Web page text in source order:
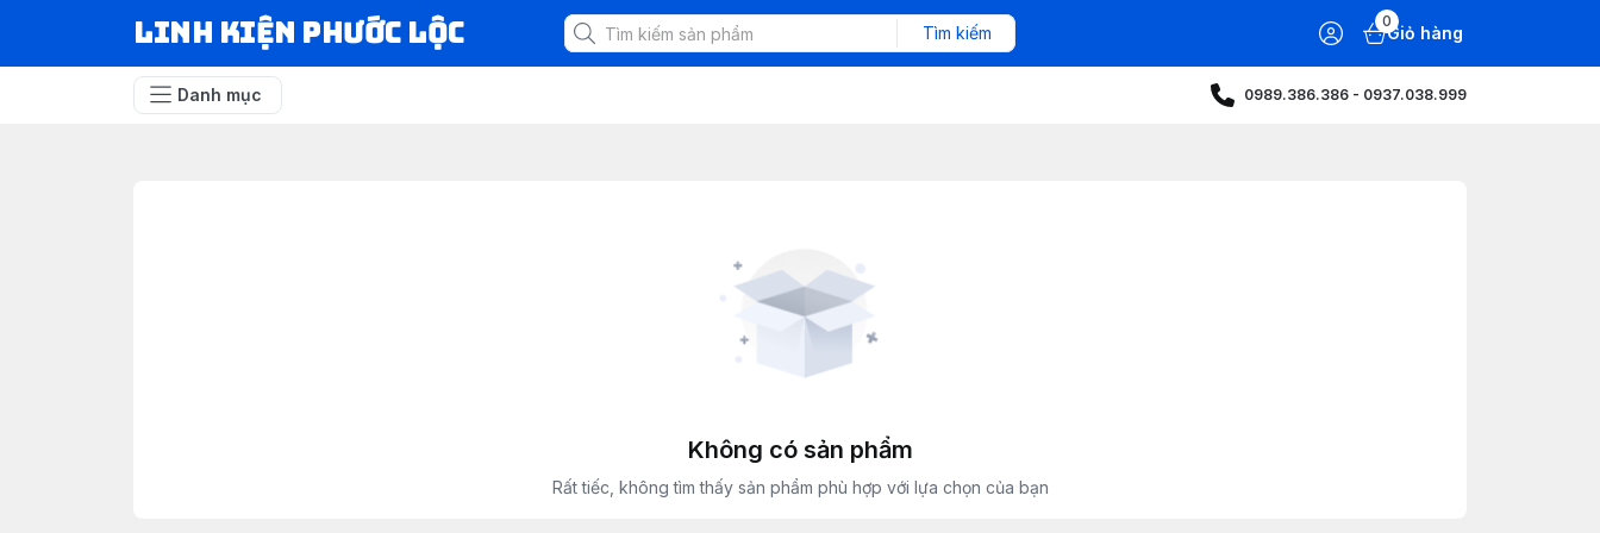
LINH KIỆN PHƯỚC LỘC Tìm kiếm
0
Giỏ hàng
Danh mục 0989.386.386 - 0937.038.999
Không có sản phẩm
Rất tiếc, không tìm thấy sản phẩm phù hợp với lựa chọn của bạn